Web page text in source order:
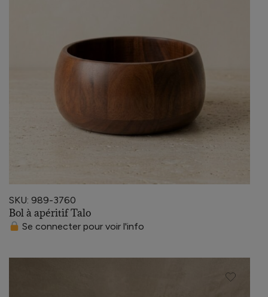
SKU: 989-3760
Bol à apéritif Talo
Se connecter pour voir l'info